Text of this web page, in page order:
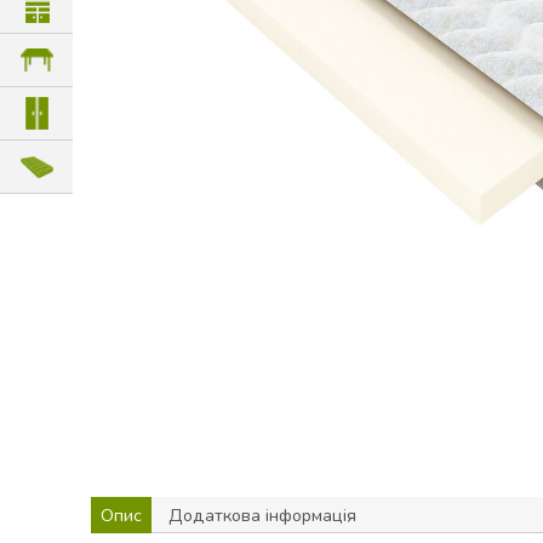
Опис Додаткова інформація